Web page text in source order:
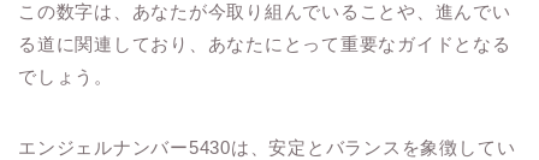
この数字は、あなたが今取り組んでいることや、進んでい
る道に関連しており、あなたにとって重要なガイドとなる
でしょう。
エンジェルナンバー5430は、安定とバランスを象徴してい